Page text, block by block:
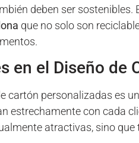
deben ser
que no solo son
en el Diseño de
cartón personalizadas es
estrechamente con cada
atractivas, sino